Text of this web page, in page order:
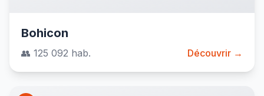
Bohicon
👥 125 092 hab. Découvrir →